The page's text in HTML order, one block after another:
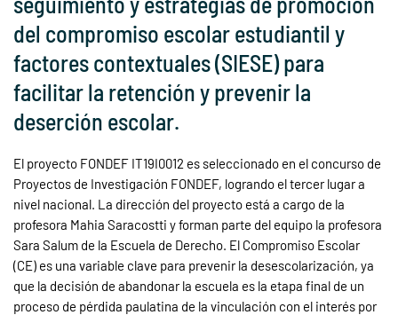
del compromiso escolar estudiantil y
factores contextuales (SIESE) para
facilitar la retención y prevenir la
deserción escolar.
El proyecto FONDEF IT19I0012 es seleccionado en el concurso de
Proyectos de Investigación FONDEF, logrando el tercer lugar a
nivel nacional. La dirección del proyecto está a cargo de la
profesora Mahia Saracostti y forman parte del equipo la profesora
Sara Salum de la Escuela de Derecho. El Compromiso Escolar
(CE) es una variable clave para prevenir la desescolarización, ya
que la decisión de abandonar la escuela es la etapa final de un
proceso de pérdida paulatina de la vinculación con el interés por